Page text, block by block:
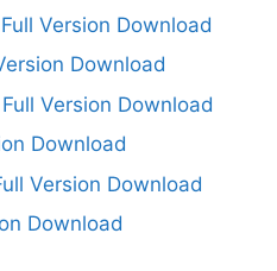
Version Download
Download
Version Download
Download
Version Download
Download